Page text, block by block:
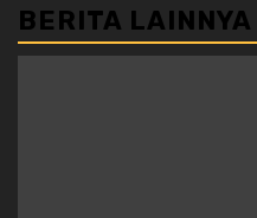
BERITA LAINNYA